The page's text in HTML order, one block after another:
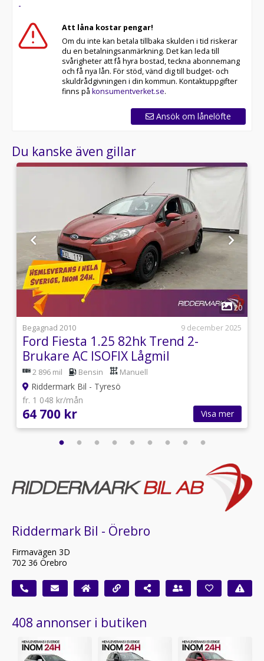
60 månaders garanti och komplettera med extra
hjuluppsättningar till bra priser. Gör ditt bilköp tryggt
och enkelt hos oss.
Med korta lagertider försvinner våra bilar snabbt! Ring
oss idag för att reservera din bil: 019-760 88 77. Vi
erbjuder även skräddarsydd finansiering och 14 dagars
fri försäkring från Folksam.
Se hur vi genomför våra tester här:
Besökstider i butik:
Utrustning/Tillbehör:
Apple CarPlay,Android auto,Parkeringssensorer
bak,Multifunktionsratt,Parkeringssensor bak,AC och
klimatanläggning,ACC/
fram och bak,Elinfällbara sidospeglar,Sätesvärme
fram,Start/stopp-funktion,Svensksåld,Antispinn,12V-
uttag,AUX-ingång,USB-
ingång,Rails,Färddator,AC,A/C,Aircondition,Farthållare
-
Att låna kostar pengar!
Om du inte kan betala tillbaka skulden i tid riskerar
du en betalningsanmärkning. Det kan leda till
svårigheter att få hyra bostad, teckna abonnemang
och få nya lån. För stöd, vänd dig till budget- och
skuldrådgivningen i din kommun. Kontaktuppgifter
finns på konsumentverket.se.
Ansök om lånelöfte
Du kanske även gillar
20
Begagnad 2010
9 december 2025
Ford Fiesta 1.25 82hk Trend 2-
Brukare AC ISOFIX Lågmil
2 896 mil Bensin Manuell
Riddermark Bil - Tyresö
fr. 1 048 kr/mån
64 700 kr Visa mer
Riddermark Bil - Örebro
Firmavägen 3D
702 36 Örebro
408 annonser i butiken